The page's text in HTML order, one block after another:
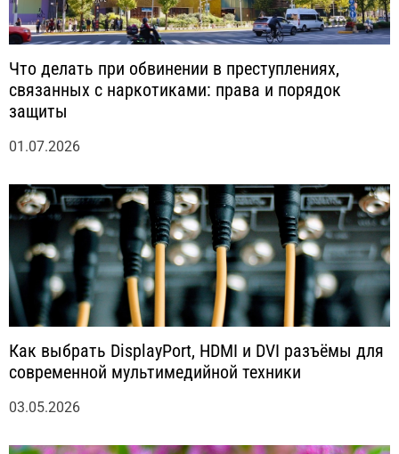
Что делать при обвинении в преступлениях,
связанных с наркотиками: права и порядок
защиты
01.07.2026
Как выбрать DisplayPort, HDMI и DVI разъёмы для
современной мультимедийной техники
03.05.2026